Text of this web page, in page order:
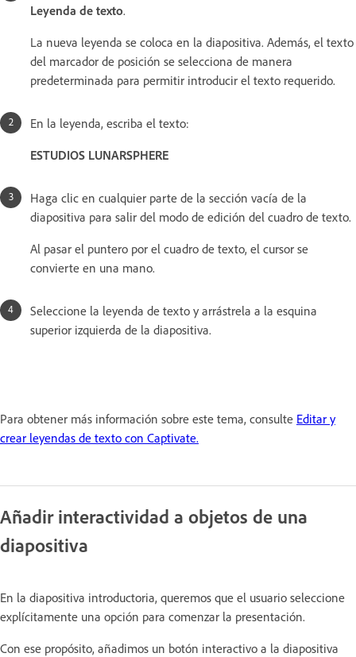
Leyenda de texto.
La nueva leyenda se coloca en la diapositiva. Además, el texto
del marcador de posición se selecciona de manera
predeterminada para permitir introducir el texto requerido.
En la leyenda, escriba el texto:
ESTUDIOS LUNARSPHERE
Haga clic en cualquier parte de la sección vacía de la
diapositiva para salir del modo de edición del cuadro de texto.
Al pasar el puntero por el cuadro de texto, el cursor se
convierte en una mano.
Seleccione la leyenda de texto y arrástrela a la esquina
superior izquierda de la diapositiva.
Para obtener más información sobre este tema, consulte Editar y
crear leyendas de texto con Captivate.
Añadir interactividad a objetos de una
diapositiva
En la diapositiva introductoria, queremos que el usuario seleccione
explícitamente una opción para comenzar la presentación.
Con ese propósito, añadimos un botón interactivo a la diapositiva